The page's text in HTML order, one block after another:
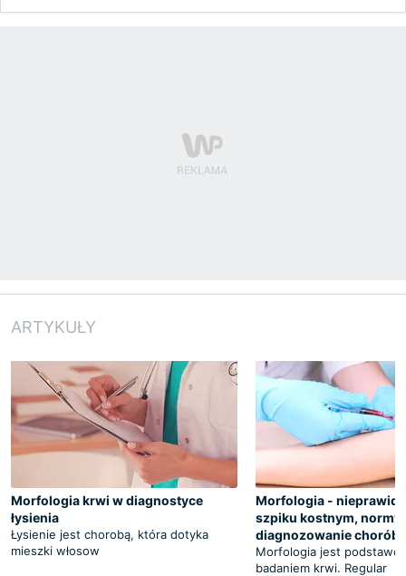
ARTYKUŁY
Morfologia krwi w diagnostyce
łysienia
Łysienie jest chorobą, która dotyka
mieszki włosow
Morfologia -
szpiku kostnym, normy,
diagnozowanie chorób
Morfologia jest
badaniem krwi. Regular